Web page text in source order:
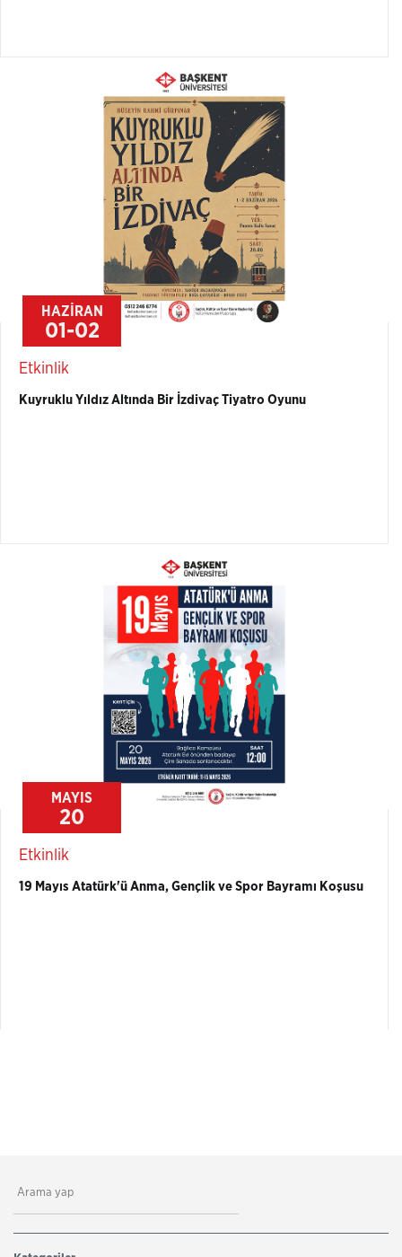
HAZİRAN
01-02
Etkinlik
Kuyruklu Yıldız Altında Bir İzdivaç Tiyatro Oyunu
MAYIS
20
Etkinlik
19 Mayıs Atatürk'ü Anma, Gençlik ve Spor Bayramı Koşusu